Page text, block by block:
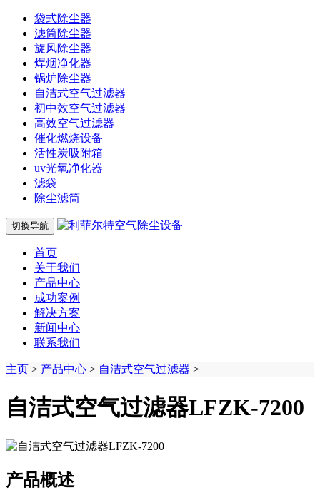
袋式除尘器
滤筒除尘器
旋风除尘器
焊烟净化器
锅炉除尘器
自洁式空气过滤器
初中效空气过滤器
高效空气过滤器
催化燃烧设备
活性炭吸附箱
uv光氧净化器
滤袋
除尘滤筒
切换导航
首页
关于我们
产品中心
成功案例
解决方案
新闻中心
联系我们
主页 > 产品中心 > 自洁式空气过滤器 >
自洁式空气过滤器LFZK-7200
产品概述